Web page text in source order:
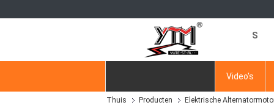
S
Video's
Thuis Producten Elektrische